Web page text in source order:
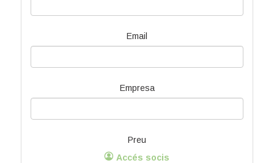
Email
Empresa
Preu
Accés socis